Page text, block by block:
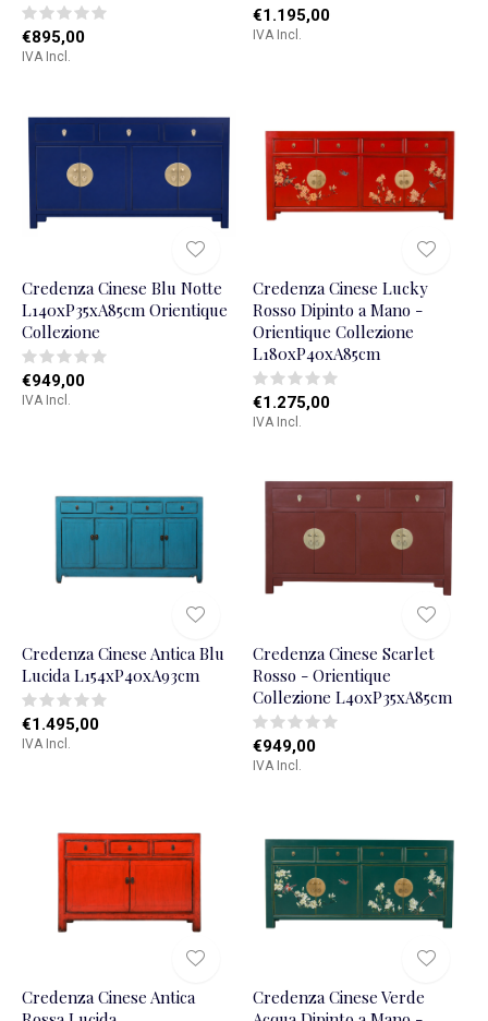
€895,00
IVA Incl.
€1.195,00
IVA Incl.
Credenza Cinese Blu Notte
L140xP35xA85cm Orientique
Collezione
€949,00
IVA Incl.
Credenza Cinese Lucky
Rosso Dipinto a Mano -
Orientique Collezione
L180xP40xA85cm
€1.275,00
IVA Incl.
Credenza Cinese Antica Blu
Lucida L154xP40xA93cm
€1.495,00
IVA Incl.
Credenza Cinese Scarlet
Rosso - Orientique
Collezione L40xP35xA85cm
€949,00
IVA Incl.
Credenza Cinese Antica
Credenza Cinese Verde